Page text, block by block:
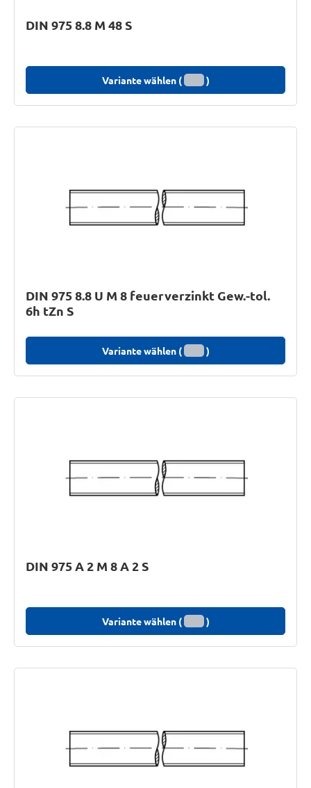
DIN 975 8.8 M 48 S
Variante wählen ( )
DIN 975 8.8 U M 8 feuerverzinkt Gew.-tol.
6h tZn S
Variante wählen ( )
DIN 975 A 2 M 8 A 2 S
Variante wählen ( )